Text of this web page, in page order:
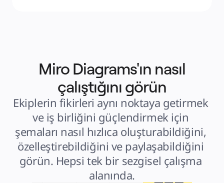
Miro Diagrams'ın nasıl
çalıştığını görün
Ekiplerin fikirleri aynı noktaya getirmek
ve iş birliğini güçlendirmek için
şemaları nasıl hızlıca oluşturabildiğini,
özelleştirebildiğini ve paylaşabildiğini
görün. Hepsi tek bir sezgisel çalışma
alanında.